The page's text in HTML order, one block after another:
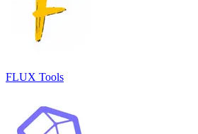
FLUX Tools